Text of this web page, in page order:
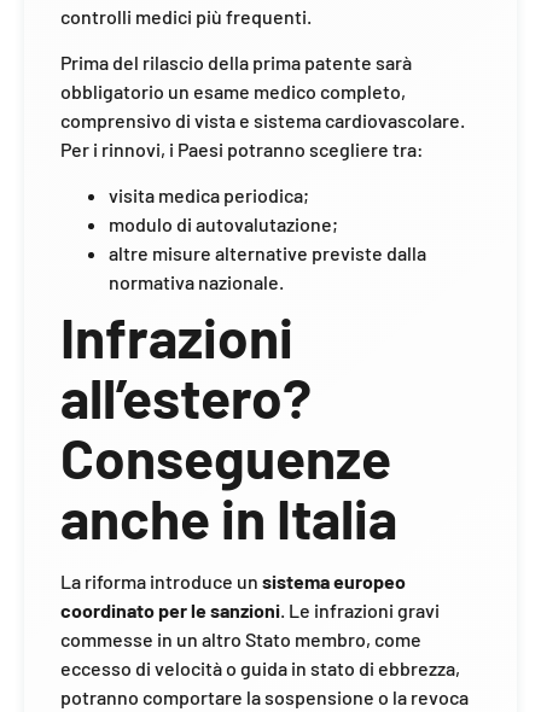
controlli medici più frequenti.
Prima del rilascio della prima patente sarà
obbligatorio un esame medico completo,
comprensivo di vista e sistema cardiovascolare.
Per i rinnovi, i Paesi potranno scegliere tra:
visita medica periodica;
modulo di autovalutazione;
altre misure alternative previste dalla
normativa nazionale.
Infrazioni
all’estero?
Conseguenze
anche in Italia
La riforma introduce un sistema europeo
coordinato per le sanzioni. Le infrazioni gravi
commesse in un altro Stato membro, come
eccesso di velocità o guida in stato di ebbrezza,
potranno comportare la sospensione o la revoca